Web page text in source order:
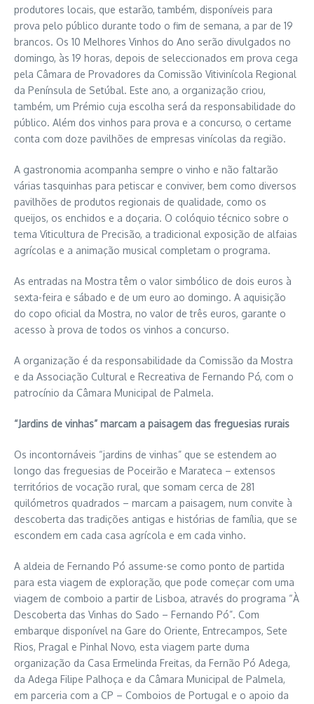
produtores locais, que estarão, também, disponíveis para
prova pelo público durante todo o fim de semana, a par de 19
brancos. Os 10 Melhores Vinhos do Ano serão divulgados no
domingo, às 19 horas, depois de seleccionados em prova cega
pela Câmara de Provadores da Comissão Vitivinícola Regional
da Península de Setúbal. Este ano, a organização criou,
também, um Prémio cuja escolha será da responsabilidade do
público. Além dos vinhos para prova e a concurso, o certame
conta com doze pavilhões de empresas vinícolas da região.
A gastronomia acompanha sempre o vinho e não faltarão
várias tasquinhas para petiscar e conviver, bem como diversos
pavilhões de produtos regionais de qualidade, como os
queijos, os enchidos e a doçaria. O colóquio técnico sobre o
tema Viticultura de Precisão, a tradicional exposição de alfaias
agrícolas e a animação musical completam o programa.
As entradas na Mostra têm o valor simbólico de dois euros à
sexta-feira e sábado e de um euro ao domingo. A aquisição
do copo oficial da Mostra, no valor de três euros, garante o
acesso à prova de todos os vinhos a concurso.
A organização é da responsabilidade da Comissão da Mostra
e da Associação Cultural e Recreativa de Fernando Pó, com o
patrocínio da Câmara Municipal de Palmela.
“Jardins de vinhas” marcam a paisagem das freguesias rurais
Os incontornáveis “jardins de vinhas” que se estendem ao
longo das freguesias de Poceirão e Marateca – extensos
territórios de vocação rural, que somam cerca de 281
quilómetros quadrados – marcam a paisagem, num convite à
descoberta das tradições antigas e histórias de família, que se
escondem em cada casa agrícola e em cada vinho.
A aldeia de Fernando Pó assume-se como ponto de partida
para esta viagem de exploração, que pode começar com uma
viagem de comboio a partir de Lisboa, através do programa “À
Descoberta das Vinhas do Sado – Fernando Pó”. Com
embarque disponível na Gare do Oriente, Entrecampos, Sete
Rios, Pragal e Pinhal Novo, esta viagem parte duma
organização da Casa Ermelinda Freitas, da Fernão Pó Adega,
da Adega Filipe Palhoça e da Câmara Municipal de Palmela,
em parceria com a CP – Comboios de Portugal e o apoio da